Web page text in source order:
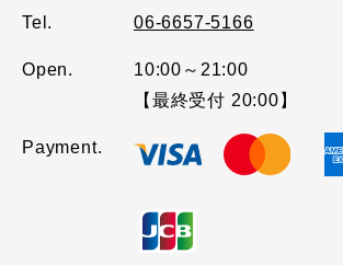
Tel. 06-6657-5166
Open.
10:00～21:00
【最終受付 20:00】
Payment.